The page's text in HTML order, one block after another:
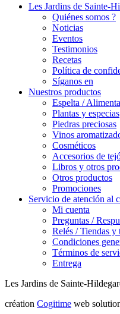
Les Jardins de Sainte-
Quiénes somos ?
Noticias
Eventos
Testimonios
Recetas
Política de
Síganos en
Nuestros productos
Espelta /
Plantas y especias
Piedras preciosas
Vinos
Cosméticos
Accesorios de
Libros y otros
Otros productos
Promociones
Servicio de atención al
Mi cuenta
Preguntas /
Relés / Tiendas y
Condiciones
Términos de
Entrega
Les Jardins de Sainte-
création Cogitime web